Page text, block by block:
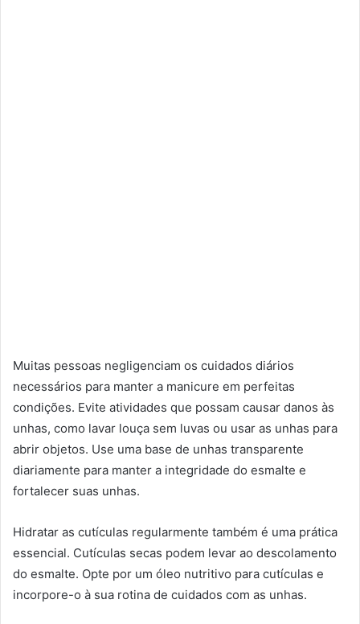
Muitas pessoas negligenciam os cuidados diários
necessários para manter a manicure em perfeitas
condições. Evite atividades que possam causar danos às
unhas, como lavar louça sem luvas ou usar as unhas para
abrir objetos. Use uma base de unhas transparente
diariamente para manter a integridade do esmalte e
fortalecer suas unhas.
Hidratar as cutículas regularmente também é uma prática
essencial. Cutículas secas podem levar ao descolamento
do esmalte. Opte por um óleo nutritivo para cutículas e
incorpore-o à sua rotina de cuidados com as unhas.